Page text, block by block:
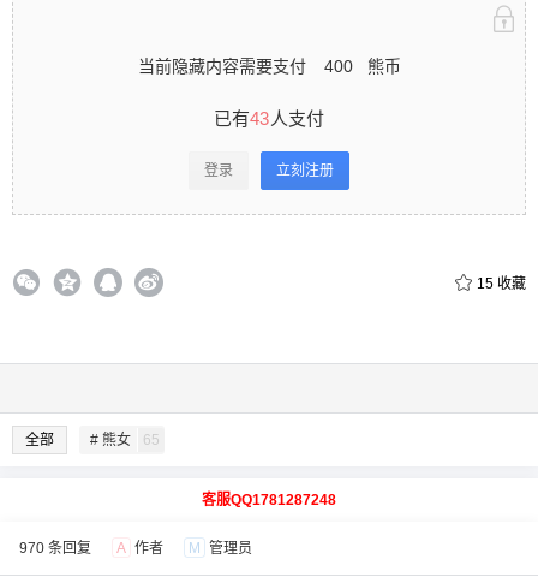
当前隐藏内容需要支付 400 熊币
已有43人支付
登录 立刻注册
15 收藏
全部 # 熊女 65
客服QQ1781287248
970 条回复 A 作者 M 管理员